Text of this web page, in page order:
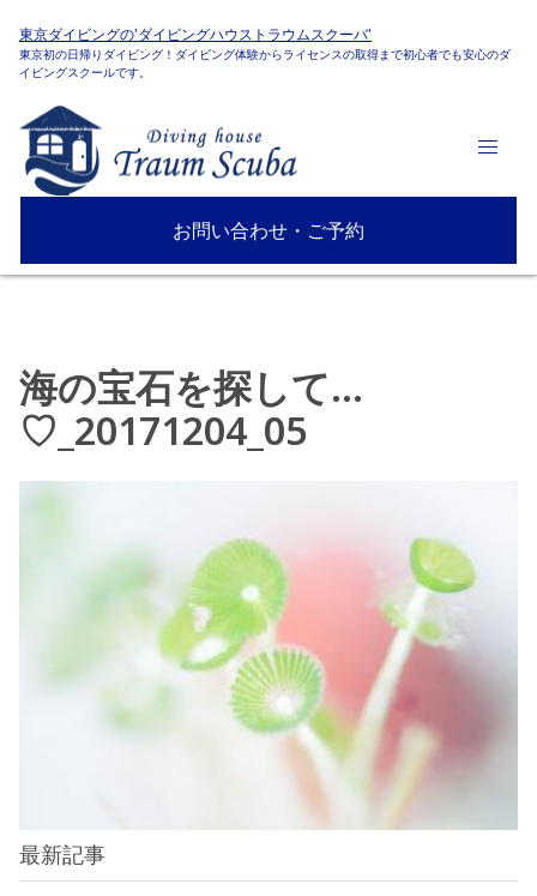
東京ダイビングの'ダイビングハウストラウムスクーバ'
東京初の日帰りダイビング！ダイビング体験からライセンスの取得まで初心者でも安心のダ
イビングスクールです。
お問い合わせ・ご予約
海の宝石を探して…
♡_20171204_05
最新記事